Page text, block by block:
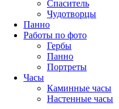
Спаситель
Чудотворцы
Панно
Работы по фото
Гербы
Панно
Портреты
Часы
Каминные часы
Настенные часы